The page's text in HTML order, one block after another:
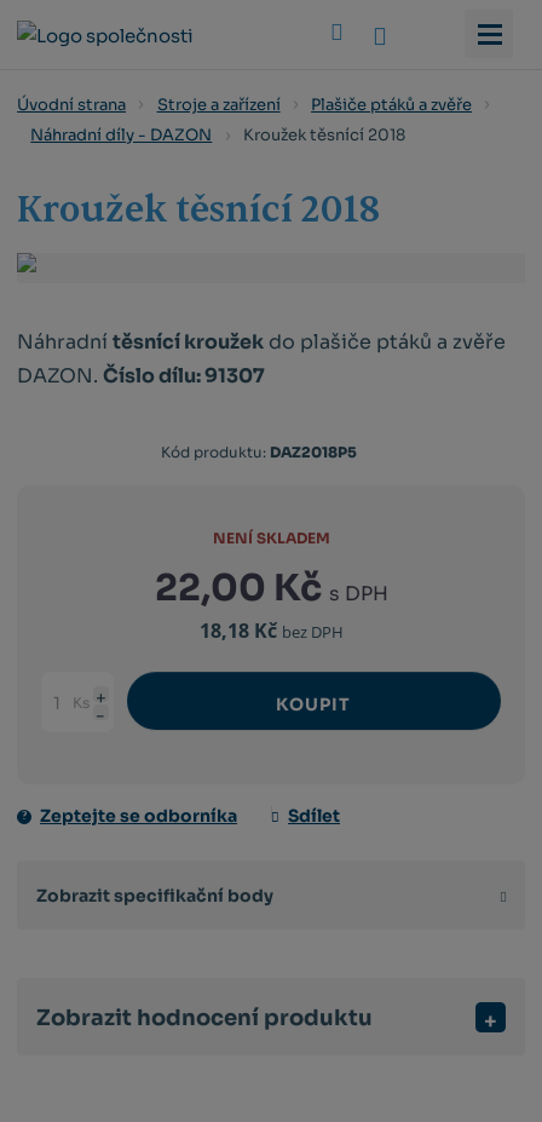
Úvodní strana Stroje a zařízení
Plašiče ptáků a zvěře
Náhradní díly - DAZON
Kroužek těsnící 2018
Kroužek těsnící 2018
Náhradnítěsnící kroužek do plašiče ptáků a zvěře
DAZON.Číslo dílu: 91307
Kód produktu: DAZ2018P5
22,00 Kč s DPH
18,18 Kč bez DPH
NENÍ SKLADEM
Změnit
Navýšit
Snížit
Ks KOUPIT
Zeptejte se odborníka Sdílet
Zobrazit specifikační body
Zobrazit hodnocení produktu